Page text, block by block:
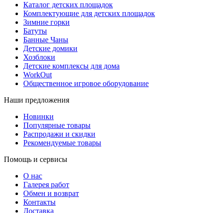
Каталог детских площадок
Комплектующие для детских площадок
Зимние горки
Батуты
Банные Чаны
Детские домики
Хозблоки
Детские комплексы для дома
WorkOut
Общественное игровое оборудование
Наши предложения
Новинки
Популярные товары
Распродажи и скидки
Рекомендуемые товары
Помощь и сервисы
О нас
Галерея работ
Обмен и возврат
Контакты
Доставка